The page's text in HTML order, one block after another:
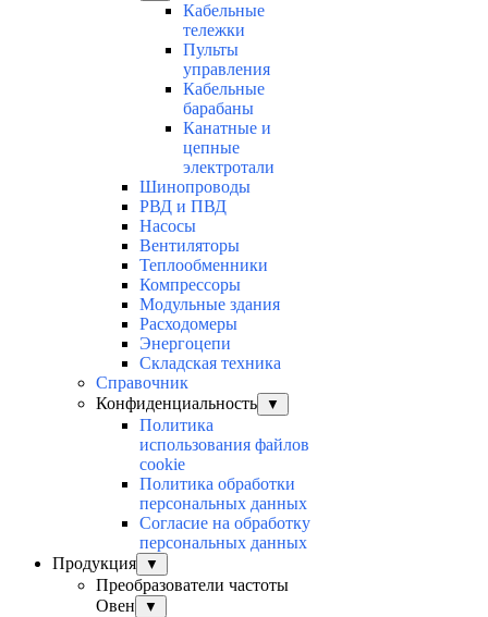
Кабельные
тележки
Пульты
управления
Кабельные
барабаны
Канатные и
цепные
электротали
Шинопроводы
РВД и ПВД
Насосы
Вентиляторы
Теплообменники
Компрессоры
Модульные здания
Расходомеры
Энергоцепи
Складская техника
Справочник
Конфиденциальность
▼
Политика
использования файлов
cookie
Политика обработки
персональных данных
Согласие на обработку
персональных данных
Продукция
▼
Преобразователи частоты
Овен
▼